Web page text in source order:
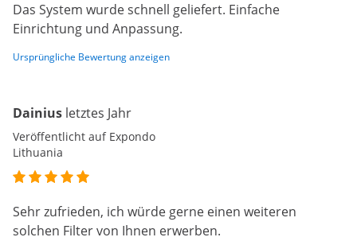
Das System wurde schnell geliefert. Einfache
Einrichtung und Anpassung.
Ursprüngliche Bewertung anzeigen
Dainius letztes Jahr
Veröffentlicht auf Expondo
Lithuania
Sehr zufrieden, ich würde gerne einen weiteren
solchen Filter von Ihnen erwerben.